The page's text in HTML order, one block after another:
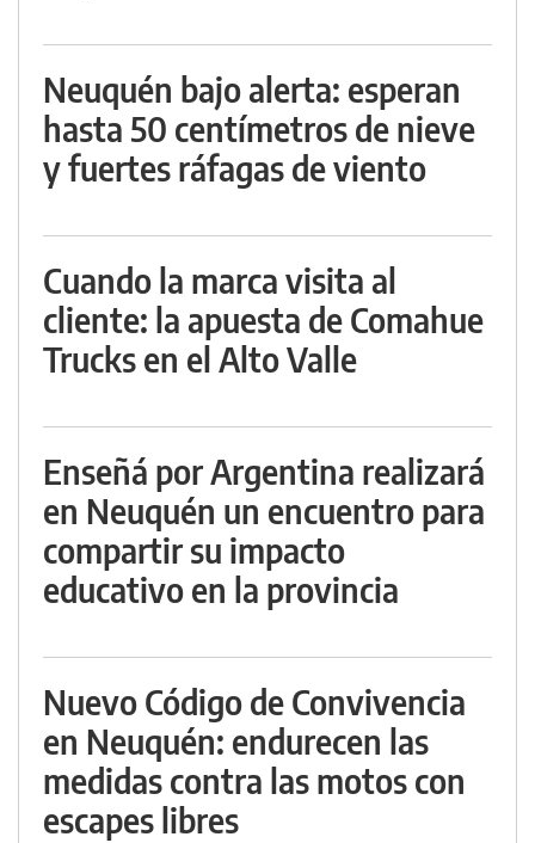
Neuquén bajo alerta: esperan
hasta 50 centímetros de nieve
y fuertes ráfagas de viento
Cuando la marca visita al
cliente: la apuesta de Comahue
Trucks en el Alto Valle
Enseñá por Argentina realizará
en Neuquén un encuentro para
compartir su impacto
educativo en la provincia
Nuevo Código de Convivencia
en Neuquén: endurecen las
medidas contra las motos con
escapes libres